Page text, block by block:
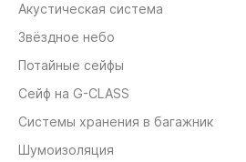
Акустическая система
Звёздное небо
Потайные сейфы
Сейф на G-CLASS
Системы хранения в багажник
Шумоизоляция